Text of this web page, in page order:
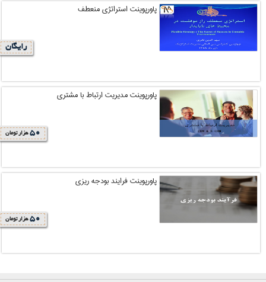
پاورپوینت استراتژی منعطف
رایگان
پاورپوینت مدیریت ارتباط با مشتری
50 هزار تومان
پاورپوینت فرایند بودجه ریزی
50 هزار تومان